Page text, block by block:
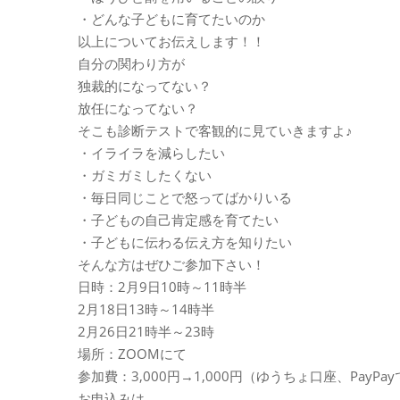
・どんな子どもに育てたいのか
以上についてお伝えします！！
自分の関わり方が
独裁的になってない？
放任になってない？
そこも診断テストで客観的に見ていきますよ♪
・イライラを減らしたい
・ガミガミしたくない
・毎日同じことで怒ってばかりいる
・子どもの自己肯定感を育てたい
・子どもに伝わる伝え方を知りたい
そんな方はぜひご参加下さい！
日時：2月9日10時～11時半
2月18日13時～14時半
2月26日21時半～23時
場所：ZOOMにて
参加費：3,000円→1,000円（ゆうちょ口座、PayPay